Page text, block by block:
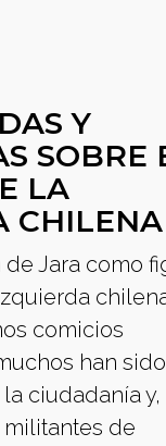
Y
SOBRE
LA
CHILENA
Jara como
comicios
han
ciudadanía y,
de